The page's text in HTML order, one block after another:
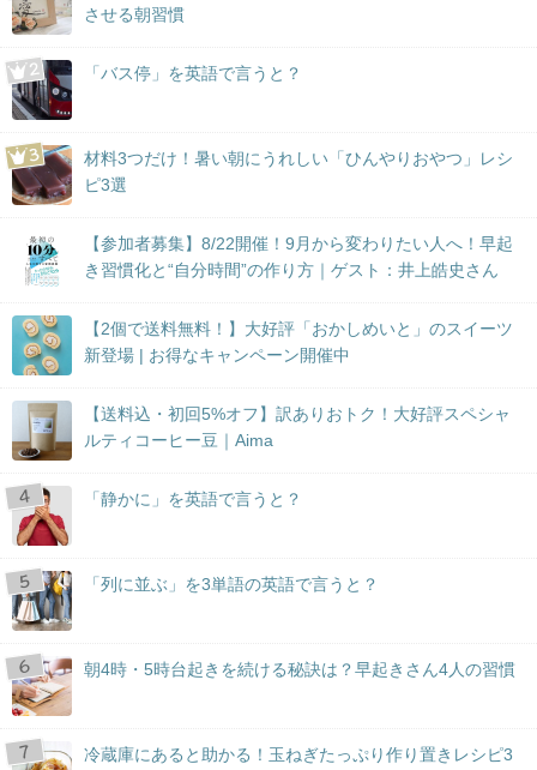
させる朝習慣
「バス停」を英語で言うと？
材料3つだけ！暑い朝にうれしい「ひんやりおやつ」レシ
ピ3選
【参加者募集】8/22開催！9月から変わりたい人へ！早起
き習慣化と“自分時間”の作り方｜ゲスト：井上皓史さん
【2個で送料無料！】大好評「おかしめいと」のスイーツ
新登場 | お得なキャンペーン開催中
【送料込・初回5%オフ】訳ありおトク！大好評スペシャ
ルティコーヒー豆｜Aima
「静かに」を英語で言うと？
「列に並ぶ」を3単語の英語で言うと？
朝4時・5時台起きを続ける秘訣は？早起きさん4人の習慣
冷蔵庫にあると助かる！玉ねぎたっぷり作り置きレシピ3